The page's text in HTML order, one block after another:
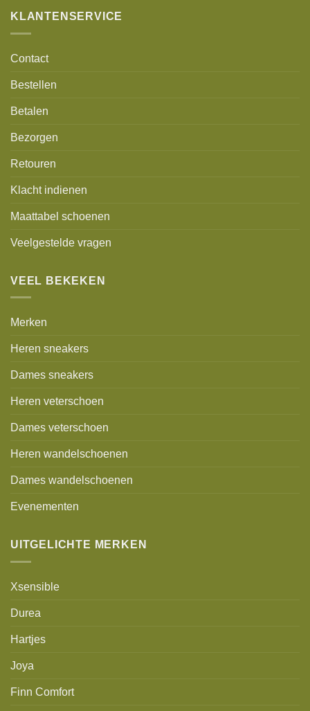
KLANTENSERVICE
Contact
Bestellen
Betalen
Bezorgen
Retouren
Klacht indienen
Maattabel schoenen
Veelgestelde vragen
VEEL BEKEKEN
Merken
Heren sneakers
Dames sneakers
Heren veterschoen
Dames veterschoen
Heren wandelschoenen
Dames wandelschoenen
Evenementen
UITGELICHTE MERKEN
Xsensible
Durea
Hartjes
Joya
Finn Comfort